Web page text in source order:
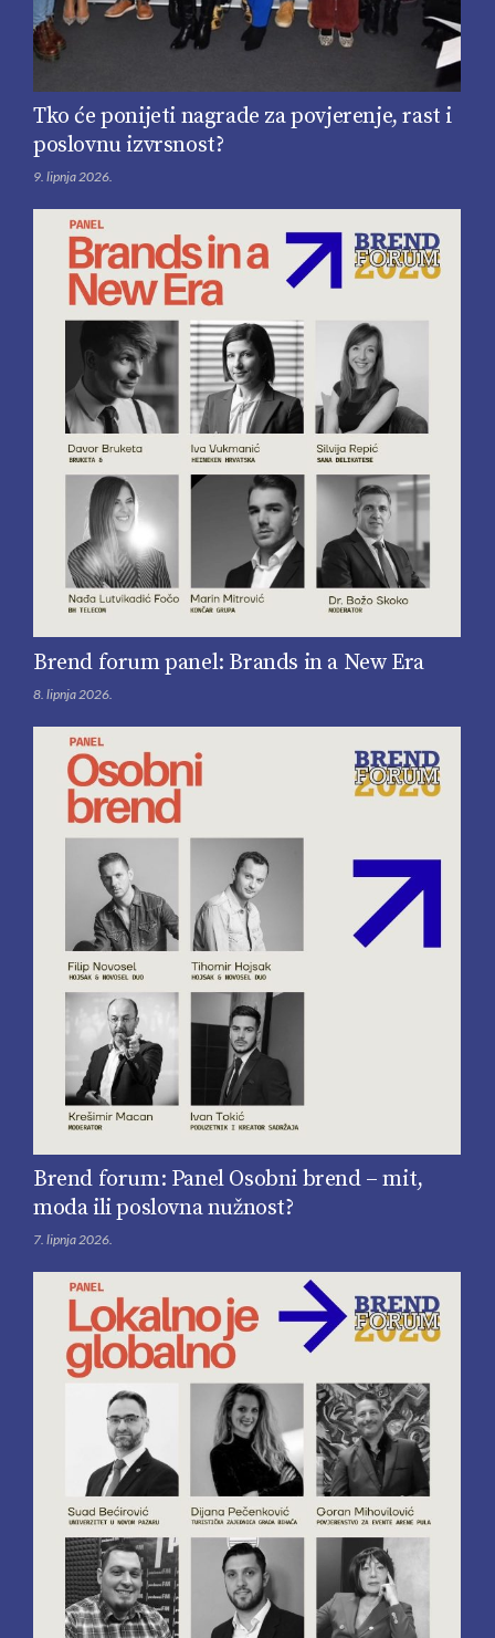
Tko će ponijeti nagrade za povjerenje, rast i
poslovnu izvrsnost?
9. lipnja 2026.
Brend forum panel: Brands in a New Era
8. lipnja 2026.
Brend forum: Panel Osobni brend – mit,
moda ili poslovna nužnost?
7. lipnja 2026.